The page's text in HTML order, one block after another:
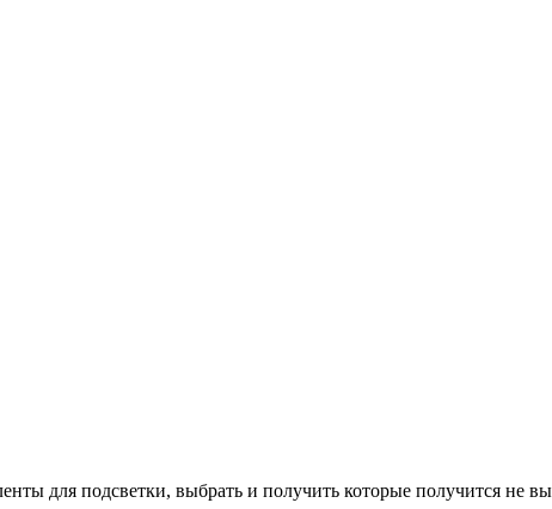
для подсветки, выбрать и получить которые получится не